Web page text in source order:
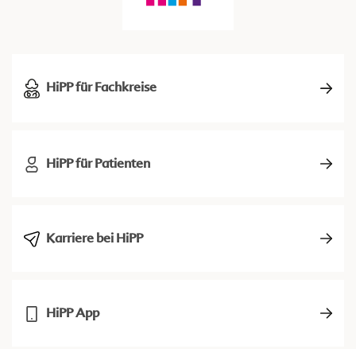
HiPP für Fachkreise
HiPP für Patienten
Karriere bei HiPP
HiPP App